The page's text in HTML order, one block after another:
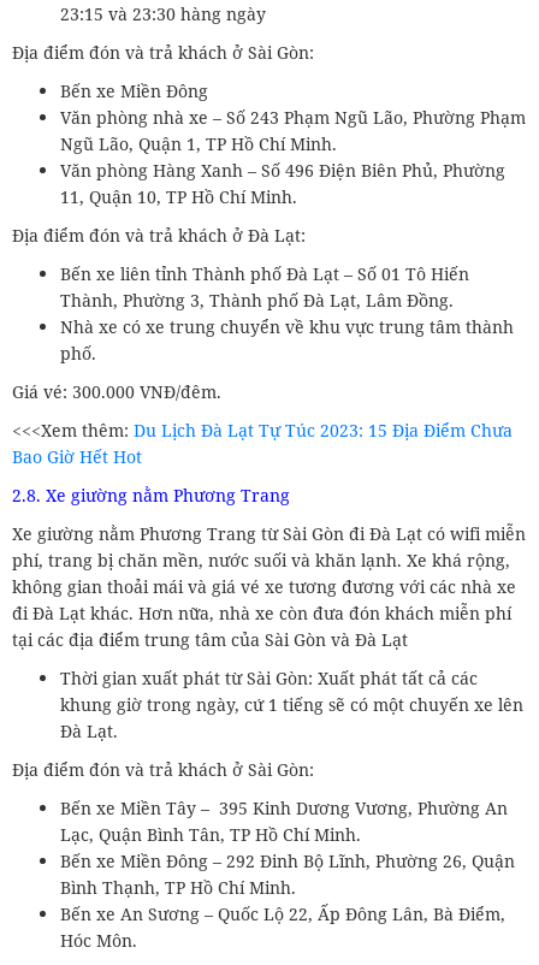
23:15 và 23:30 hàng ngày
Địa điểm đón và trả khách ở Sài Gòn:
Bến xe Miền Đông
Văn phòng nhà xe – Số 243 Phạm Ngũ Lão, Phường Phạm
Ngũ Lão, Quận 1, TP Hồ Chí Minh.
Văn phòng Hàng Xanh – Số 496 Điện Biên Phủ, Phường
11, Quận 10, TP Hồ Chí Minh.
Địa điểm đón và trả khách ở Đà Lạt:
Bến xe liên tỉnh Thành phố Đà Lạt – Số 01 Tô Hiến
Thành, Phường 3, Thành phố Đà Lạt, Lâm Đồng.
Nhà xe có xe trung chuyển về khu vực trung tâm thành
phố.
Giá vé: 300.000 VNĐ/đêm.
<<<Xem thêm: Du Lịch Đà Lạt Tự Túc 2023: 15 Địa Điểm Chưa
Bao Giờ Hết Hot
2.8. Xe giường nằm Phương Trang
Xe giường nằm Phương Trang từ Sài Gòn đi Đà Lạt có wifi miễn
phí, trang bị chăn mền, nước suối và khăn lạnh. Xe khá rộng,
không gian thoải mái và giá vé xe tương đương với các nhà xe
đi Đà Lạt khác. Hơn nữa, nhà xe còn đưa đón khách miễn phí
tại các địa điểm trung tâm của Sài Gòn và Đà Lạt
Thời gian xuất phát từ Sài Gòn: Xuất phát tất cả các
khung giờ trong ngày, cứ 1 tiếng sẽ có một chuyến xe lên
Đà Lạt.
Địa điểm đón và trả khách ở Sài Gòn:
Bến xe Miền Tây – 395 Kinh Dương Vương, Phường An
Lạc, Quận Bình Tân, TP Hồ Chí Minh.
Bến xe Miền Đông – 292 Đinh Bộ Lĩnh, Phường 26, Quận
Bình Thạnh, TP Hồ Chí Minh.
Bến xe An Sương – Quốc Lộ 22, Ấp Đông Lân, Bà Điểm,
Hóc Môn.